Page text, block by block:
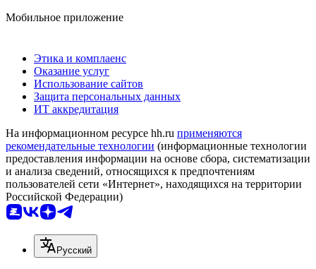
Мобильное приложение
Этика и комплаенс
Оказание услуг
Использование сайтов
Защита персональных данных
ИТ аккредитация
На информационном ресурсе hh.ru применяются
рекомендательные технологии (информационные технологии
предоставления информации на основе сбора, систематизации
и анализа сведений, относящихся к предпочтениям
пользователей сети «Интернет», находящихся на территории
Российской Федерации)
Русский